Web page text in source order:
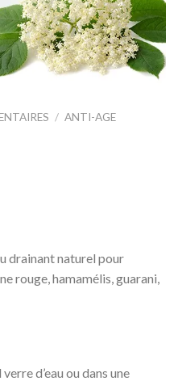
/ ANTI-AGE
drainant naturel pour
rouge, hamamélis, guarani,
d’eau ou dans une